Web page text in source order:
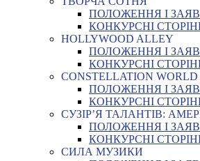
ПОЛОЖЕННЯ І
КОНКУРСНІ
HOLLYWOOD ALLEY
ПОЛОЖЕННЯ І
КОНКУРСНІ
CONSTELLATION WORLD
ПОЛОЖЕННЯ І
КОНКУРСНІ
СУЗІР’Я ТАЛАНТІВ:
ПОЛОЖЕННЯ І
КОНКУРСНІ
СИЛА МУЗИКИ